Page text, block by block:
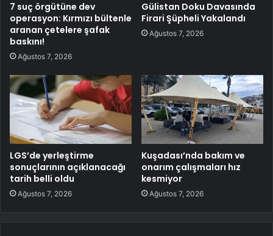
7 suç örgütüne dev
operasyon: Kırmızı bültenle
aranan çetelere şafak
baskını!
Ağustos 7, 2026
Gülistan Doku Davasında
Firari Şüpheli Yakalandı
Ağustos 7, 2026
LGS’de yerleştirme
sonuçlarının açıklanacağı
tarih belli oldu
Ağustos 7, 2026
Kuşadası’nda bakım ve
onarım çalışmaları hız
kesmiyor
Ağustos 7, 2026